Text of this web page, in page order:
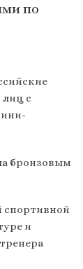
по
с
бронзовым
спортивной
и